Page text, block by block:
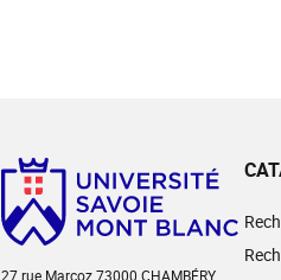
27 rue Marcoz 73000 CHAMBÉRY